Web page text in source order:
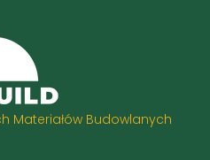
Materiałów Budowlanych